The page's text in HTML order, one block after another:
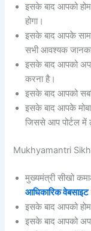
इसके बाद आपको
होगा।
इसके बाद आपके
सभी आवश्यक
इसके बाद आपको
करना है।
इसके बाद आपको
इसके बाद आपके
जिससे आप पोर्टल
Mukhyamantri
मुख्यमंत्री सीखो
आधिकारिक वेबसाइट
इसके बाद आपको
इसके बाद आपको